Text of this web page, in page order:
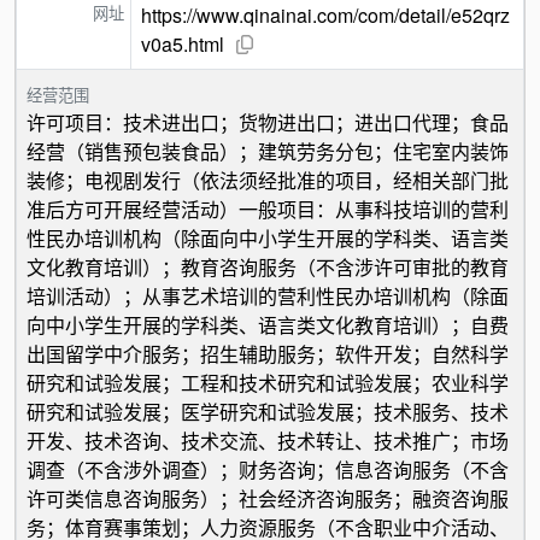
网址
https://www.qinainai.com/com/detail/e52qrz
v0a5.html
经营范围
许可项目：技术进出口；货物进出口；进出口代理；食品
经营（销售预包装食品）；建筑劳务分包；住宅室内装饰
装修；电视剧发行（依法须经批准的项目，经相关部门批
准后方可开展经营活动）一般项目：从事科技培训的营利
性民办培训机构（除面向中小学生开展的学科类、语言类
文化教育培训）；教育咨询服务（不含涉许可审批的教育
培训活动）；从事艺术培训的营利性民办培训机构（除面
向中小学生开展的学科类、语言类文化教育培训）；自费
出国留学中介服务；招生辅助服务；软件开发；自然科学
研究和试验发展；工程和技术研究和试验发展；农业科学
研究和试验发展；医学研究和试验发展；技术服务、技术
开发、技术咨询、技术交流、技术转让、技术推广；市场
调查（不含涉外调查）；财务咨询；信息咨询服务（不含
许可类信息咨询服务）；社会经济咨询服务；融资咨询服
务；体育赛事策划；人力资源服务（不含职业中介活动、